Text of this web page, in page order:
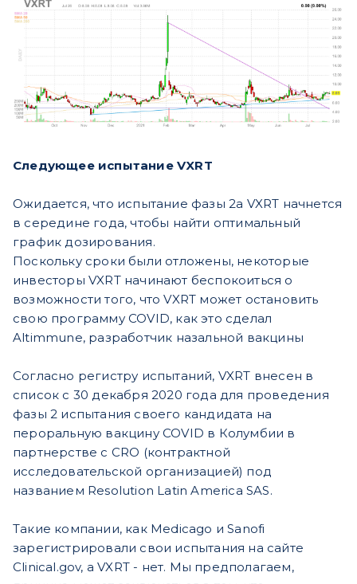
Следующее испытание VXRT
Ожидается, что испытание фазы 2a VXRT начнется
в середине года, чтобы найти оптимальный
график дозирования.
Поскольку сроки были отложены, некоторые
инвесторы VXRT начинают беспокоиться о
возможности того, что VXRT может остановить
свою программу COVID, как это сделал
Altimmune, разработчик назальной вакцины
Согласно регистру испытаний, VXRT внесен в
список с 30 декабря 2020 года для проведения
фазы 2 испытания своего кандидата на
пероральную вакцину COVID в Колумбии в
партнерстве с CRO (контрактной
исследовательской организацией) под
названием Resolution Latin America SAS.
Такие компании, как Medicago и Sanofi
зарегистрировали свои испытания на сайте
Clinical.gov, а VXRT - нет. Мы предполагаем,